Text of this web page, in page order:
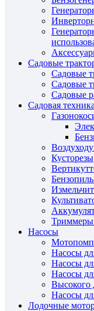
Садовые
Садовые
Садовые
Садовые
Садовая техника
Кусторезы
Насосы
Насосы
Насосы
Насосы
Высокого
Насосы
Лодочные